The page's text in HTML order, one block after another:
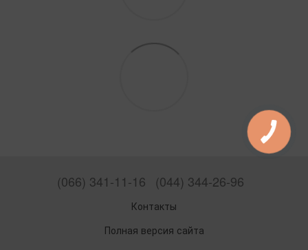
(066) 341-11-16 (044) 344-26-96
Контакты
Полная версия сайта